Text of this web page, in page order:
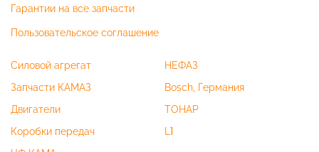
Гарантии на все запчасти
Пользовательское соглашение
Силовой агрегат
Запчасти КАМАЗ
Двигатели
Коробки передач
НЕФАЗ
Bosch, Германия
ТОНАР
L1